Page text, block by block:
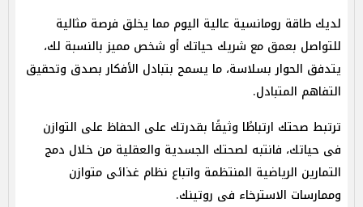
لديك طاقة رومانسية عالية اليوم مما يخلق فرصة مثالية
للتواصل بعمق مع شريك حياتك أو شخص مميز بالنسبة لك،
يتدفق الحوار بسلاسة، ما يسمح بتبادل الأفكار بصدق وتحقيق
التفاهم المتبادل.
ترتبط صحتك ارتباطًا وثيقًا بقدرتك على الحفاظ على التوازن
فى حياتك، فانتبه لصحتك الجسدية والعقلية من خلال دمج
التمارين الرياضية المنتظمة واتباع نظام غذائى متوازن
وممارسات الاسترخاء فى روتينك.